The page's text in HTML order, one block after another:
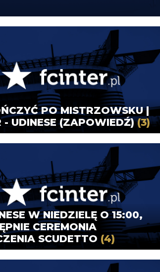
PO MISTRZOWSKU |
- UDINESE (ZAPOWIEDŹ)(3)
W NIEDZIELĘ O 15:00,
CEREMONIA
SCUDETTO (4)